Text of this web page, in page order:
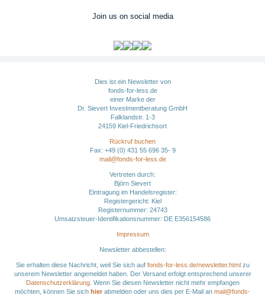
Join us on social media
Dies ist ein Newsletter von
fonds-for-less.de
einer Marke der
Dr. Sievert Investmentberatung GmbH
Falklandstr. 1-3
24159 Kiel-Friedrichsort
Rückruf buchen
Fax: +49 (0) 431 55 696 35- 9
mail@fonds-for-less.de
Vertreten durch:
Björn Sievert
Eintragung im Handelsregister:
Registergericht: Kiel
Registernummer: 24743
Umsatzsteuer-Identifikationsnummer: DE E356154586
Impressum
Newsletter abbestellen:
Sie erhalten diese Nachricht, weil Sie sich auf fonds-for-less.de/newsletter.htmlzu
unserem Newsletter angemeldet haben. Der Versand erfolgt entsprechend unserer
Datenschutzerklärung. Wenn Sie diesen Newsletter nicht mehr empfangen
möchten, können Sie sich hier abmelden oder uns dies per E-Mail an mail@fonds-